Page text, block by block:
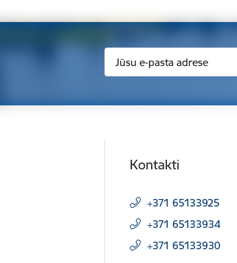
Kontakti
+371 65133925
+371 65133934
+371 65133930